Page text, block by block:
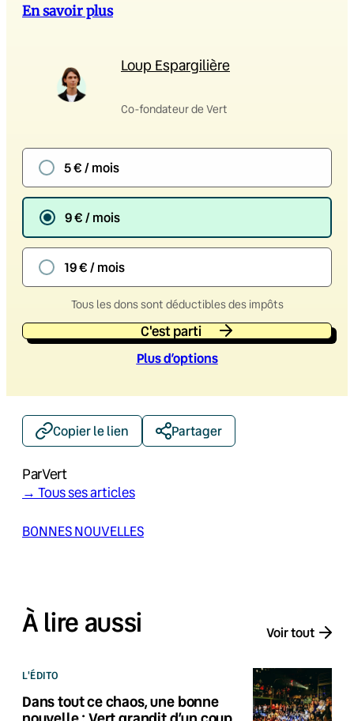
En savoir plus
Loup Espargilière
Co-fondateur de Vert
5 € / mois
9 € / mois
19 € / mois
Tous les dons sont déductibles des impôts
C'est parti
Plus d’options
Copier le lien Partager
ParVert
→ Tous ses articles
BONNES NOUVELLES
À lire aussi Voir tout
L'ÉDITO
Dans tout ce chaos, une bonne